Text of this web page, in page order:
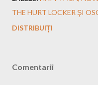
THE HURT LOCKER ŞI
DISTRIBUIȚI
Comentarii